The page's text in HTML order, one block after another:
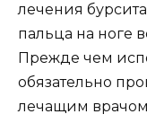
лечения
пальца на ноге
Прежде чем
обязательно
лечащим